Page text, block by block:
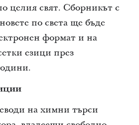
целия свят. Сборникът с
по света ще бъде
формат и на
езици през
на химни търси